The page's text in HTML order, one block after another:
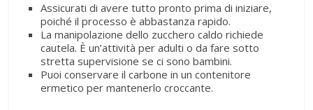
Assicurati di avere tutto pronto prima di iniziare,
poiché il processo è abbastanza rapido.
La manipolazione dello zucchero caldo richiede
cautela. È un’attività per adulti o da fare sotto
stretta supervisione se ci sono bambini.
Puoi conservare il carbone in un contenitore
ermetico per mantenerlo croccante.